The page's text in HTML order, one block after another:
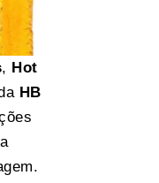
, Hot
HB